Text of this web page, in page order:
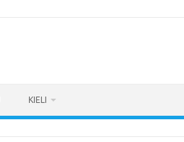
KIELI